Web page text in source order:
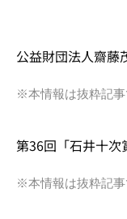
公益財団法人齋藤
※本情報は抜粋記
第36回「石井十次
※本情報は抜粋記